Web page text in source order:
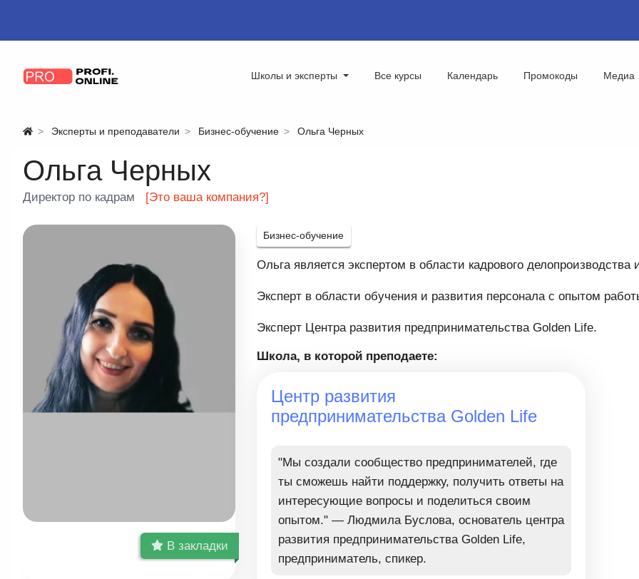
Школы и эксперты Все курсы Календарь Промокоды Медиа
Эксперты и преподаватели Бизнес-обучение Ольга Черных
Ольга Черных
Директор по кадрам [Это ваша компания?]
В закладки
Бизнес-обучение
Ольга является экспертом в области кадрового
Эксперт в области обучения и развития персонала с опытом
Эксперт Центра развития предпринимательства Golden Life.
Школа, в которой преподаете:
Центр развития
предпринимательства Golden Life
"Мы создали сообщество предпринимателей, где
ты сможешь найти поддержку, получить ответы на
интересующие вопросы и поделиться своим
опытом." — Людмила Буслова, основатель центра
развития предпринимательства Golden Life,
предприниматель, спикер.